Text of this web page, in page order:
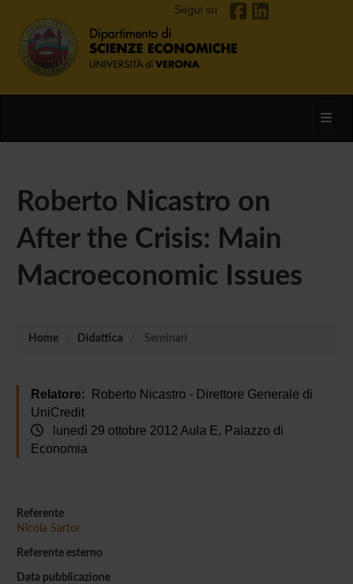
Segui su
Roberto Nicastro on
After the Crisis: Main
Macroeconomic Issues
Home Didattica Seminari
Relatore: Roberto Nicastro - Direttore Generale di
UniCredit
lunedì 29 ottobre 2012 Aula E, Palazzo di
Economia
Referente
Nicola Sartor
Referente esterno
Data pubblicazione